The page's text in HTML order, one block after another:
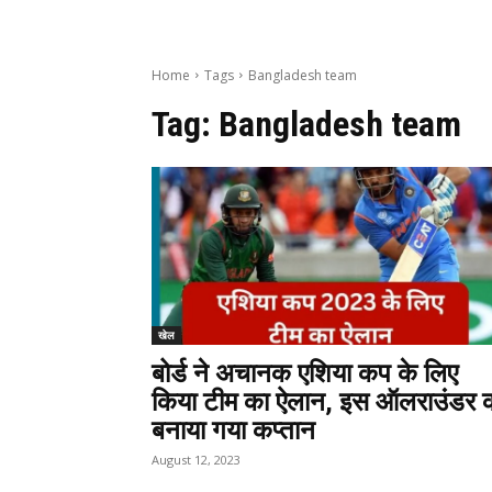
Home Tags Bangladesh team
Tag: Bangladesh team
खेल
बोर्ड ने अचानक एशिया कप के लिए
किया टीम का ऐलान, इस ऑलराउंडर
बनाया गया कप्तान
August 12, 2023